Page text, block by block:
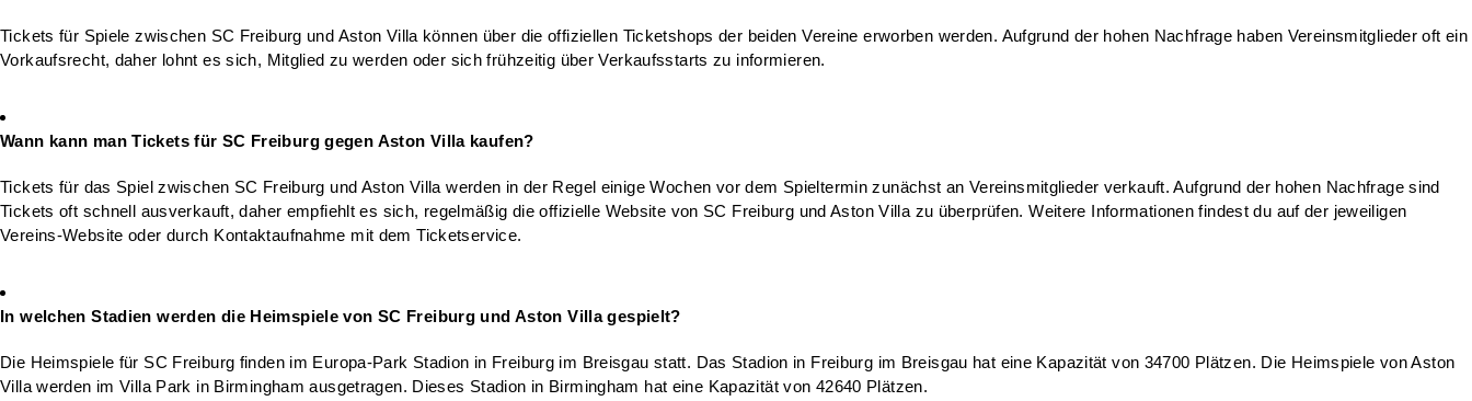
Tickets für Spiele zwischen SC Freiburg und Aston Villa können über die offiziellen Ticketshops der beiden Vereine erworben werden. Aufgrund der hohen Nachfrage haben Vereinsmitglieder oft ein
Vorkaufsrecht, daher lohnt es sich, Mitglied zu werden oder sich frühzeitig über Verkaufsstarts zu informieren.
Wann kann man Tickets für SC Freiburg gegen Aston Villa kaufen?
Tickets für das Spiel zwischen SC Freiburg und Aston Villa werden in der Regel einige Wochen vor dem Spieltermin zunächst an Vereinsmitglieder verkauft. Aufgrund der hohen Nachfrage sind
Tickets oft schnell ausverkauft, daher empfiehlt es sich, regelmäßig die offizielle Website von SC Freiburg und Aston Villa zu überprüfen. Weitere Informationen findest du auf der jeweiligen
Vereins-Website oder durch Kontaktaufnahme mit dem Ticketservice.
In welchen Stadien werden die Heimspiele von SC Freiburg und Aston Villa gespielt?
Die Heimspiele für SC Freiburg finden im Europa-Park Stadion in Freiburg im Breisgau statt. Das Stadion in Freiburg im Breisgau hat eine Kapazität von 34700 Plätzen. Die Heimspiele von Aston
Villa werden im Villa Park in Birmingham ausgetragen. Dieses Stadion in Birmingham hat eine Kapazität von 42640 Plätzen.